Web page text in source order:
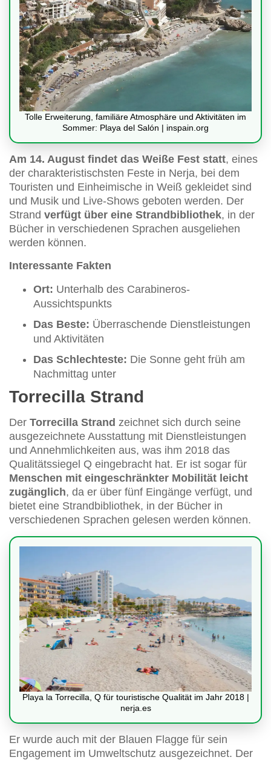
Tolle Erweiterung, familiäre Atmosphäre und Aktivitäten im
Sommer: Playa del Salón | inspain.org
Am 14. August findet das Weiße Fest statt, eines
der charakteristischsten Feste in Nerja, bei dem
Touristen und Einheimische in Weiß gekleidet sind
und Musik und Live-Shows geboten werden. Der
Strand verfügt über eine Strandbibliothek, in der
Bücher in verschiedenen Sprachen ausgeliehen
werden können.
Interessante Fakten
Ort: Unterhalb des Carabineros-
Aussichtspunkts
Das Beste: Überraschende Dienstleistungen
und Aktivitäten
Das Schlechteste: Die Sonne geht früh am
Nachmittag unter
Torrecilla Strand
Der Torrecilla Strand zeichnet sich durch seine
ausgezeichnete Ausstattung mit Dienstleistungen
und Annehmlichkeiten aus, was ihm 2018 das
Qualitätssiegel Q eingebracht hat. Er ist sogar für
Menschen mit eingeschränkter Mobilität leicht
zugänglich, da er über fünf Eingänge verfügt, und
bietet eine Strandbibliothek, in der Bücher in
verschiedenen Sprachen gelesen werden können.
Playa la Torrecilla, Q für touristische Qualität im Jahr 2018 |
nerja.es
Er wurde auch mit der Blauen Flagge für sein
Engagement im Umweltschutz ausgezeichnet. Der